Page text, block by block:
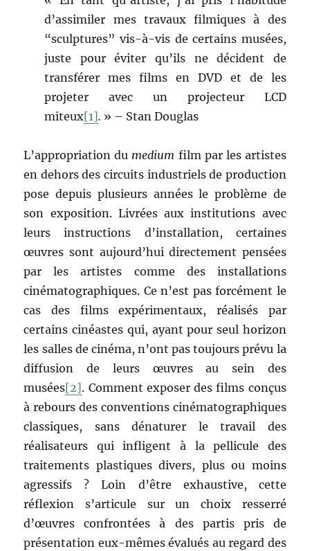
d’assimiler mes travaux filmiques à des
“sculptures” vis-à-vis de certains musées,
juste pour éviter qu’ils ne décident de
transférer mes films en DVD et de les
projeter avec un projecteur LCD
miteux[1]. » – Stan Douglas
L’appropriation du medium film par les artistes
en dehors des circuits industriels de production
pose depuis plusieurs années le problème de
son exposition. Livrées aux institutions avec
leurs instructions d’installation, certaines
œuvres sont aujourd’hui directement pensées
par les artistes comme des installations
cinématographiques. Ce n’est pas forcément le
cas des films expérimentaux, réalisés par
certains cinéastes qui, ayant pour seul horizon
les salles de cinéma, n’ont pas toujours prévu la
diffusion de leurs œuvres au sein des
musées[2]. Comment exposer des films conçus
à rebours des conventions cinématographiques
classiques, sans dénaturer le travail des
réalisateurs qui infligent à la pellicule des
traitements plastiques divers, plus ou moins
agressifs ? Loin d’être exhaustive, cette
réflexion s’articule sur un choix resserré
d’œuvres confrontées à des partis pris de
présentation eux-mêmes évalués au regard des